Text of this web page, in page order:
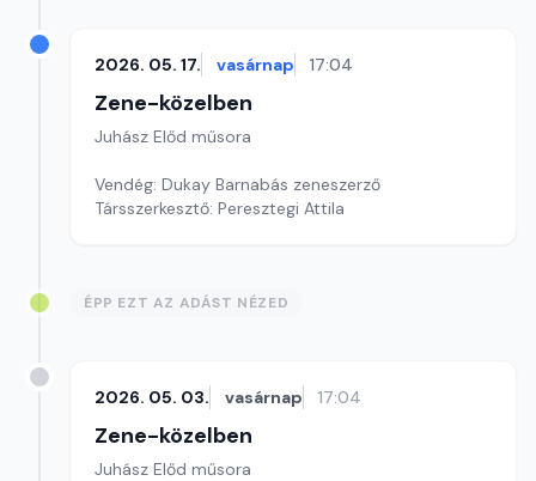
2026. 05. 17. vasárnap 17:04
Zene-közelben
Juhász Előd műsora
Vendég: Dukay Barnabás zeneszerző
Társszerkesztő: Peresztegi Attila
ÉPP EZT AZ ADÁST NÉZED
2026. 05. 03. vasárnap 17:04
Zene-közelben
Juhász Előd műsora